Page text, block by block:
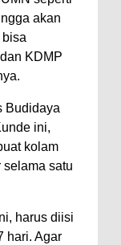
akan
KDMP
Budidaya
ini,
kolam
satu
harus diisi
hari. Agar